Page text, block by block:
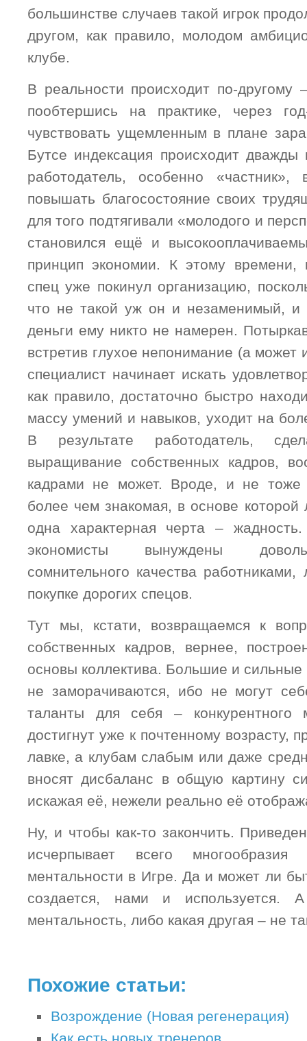
большинстве случаев такой игрок
другом, как правило, молодом
клубе.
В реальности происходит по-другому
пообтершись на практике, через
чувствовать ущемленным в плане
Бутсе индексация происходит
работодатель, особенно «частник»,
повышать благосостояние своих
для того подтягивали «молодого и
становился ещё и
принцип экономии. К этому времени,
спец уже покинул организацию,
что не такой уж он и незаменимый, и
деньги ему никто не намерен.
встретив глухое непонимание (а может
специалист начинает искать
как правило, достаточно быстро
массу умений и навыков, уходит на
В результате работодатель,
выращивание собственных кадров,
кадрами не может. Вроде, и не тоже
более чем знакомая, в основе
одна характерная черта –
экономисты вынуждены
сомнительного качества
покупке дорогих спецов.
Тут мы, кстати, возвращаемся к
собственных кадров, вернее,
основы коллектива. Большие и
не заморачиваются, ибо не могут
таланты для себя – конкурентного
достигнут уже к почтенному возрасту,
лавке, а клубам слабым или даже
вносят дисбаланс в общую картину
искажая её, нежели реально её
Ну, и чтобы как-то закончить.
исчерпывает всего
ментальности в Игре. Да и может ли
создается, нами и используется. А
ментальность, либо какая другая – не
Похожие статьи:
Возрождение (Новая регенерация)